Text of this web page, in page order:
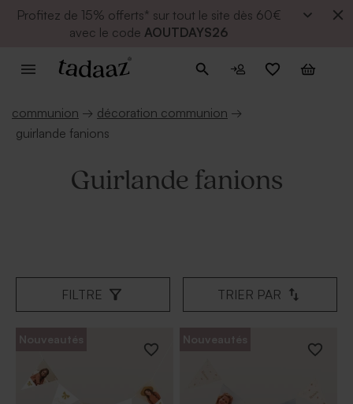
Profitez de 15% offerts* sur tout le site dès 60€
avec le code AOUTDAYS26
communion → décoration communion →
guirlande fanions
Guirlande fanions
FILTRE TRIER PAR
Nouveautés Nouveautés